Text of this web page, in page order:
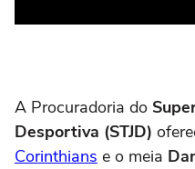
A Procuradoria do
Desportiva (STJD)
Corinthians e o meia